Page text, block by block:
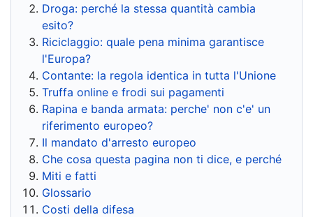
Droga: perché la stessa quantità cambia
esito?
Riciclaggio: quale pena minima garantisce
l'Europa?
Contante: la regola identica in tutta l'Unione
Truffa online e frodi sui pagamenti
Rapina e banda armata: perche' non c'e' un
riferimento europeo?
Il mandato d'arresto europeo
Che cosa questa pagina non ti dice, e perché
Miti e fatti
Glossario
Costi della difesa